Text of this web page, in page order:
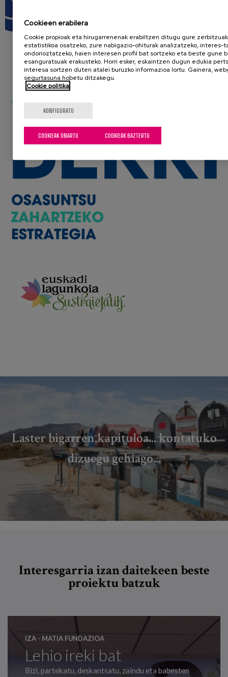
Laster bigarren kapituloa... kontatuko
dizuegu gehiago...
Interesgarria izan daitekeen beste
proiektu batzuk
IZA - MATIA FUNDAZIOA
Lehio ireki bat
Bizi, partekatu, deskantsatu, zaindu eta babesten
Cookieen erabilera
Cookie propioak eta hirugarrenenak erabiltzen ditugu gure
estatistikoa osatzeko, zure nabigazio-ohiturak analizatzeko, interes-
ondorioztatzeko, haien interesen profil bat sortzeko eta beste gune
esanguratsuak erakusteko. Horri esker, eskaintzen dugun edukia
interesa sortzen duten atalei buruzko informazioa lortu. Gainera,
segurtasuna hobetu ditzakegu.
Cookie politika
KONFIGURATU
COOKIEAK BAZTERTU
COOKIEAK ONARTU